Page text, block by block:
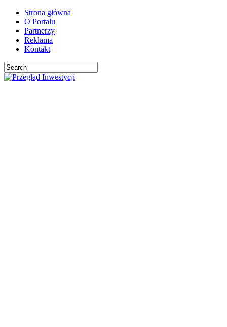
Strona główna
O Portalu
Partnerzy
Reklama
Kontakt